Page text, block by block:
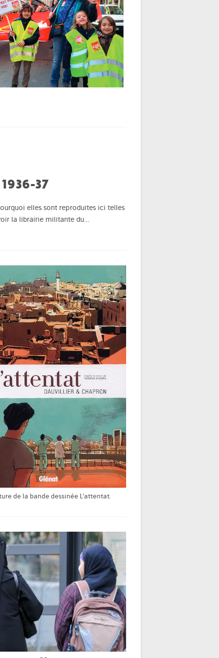
37
elles sont reproduites ici telles
la librairie militante du…
de la bande dessinée L'attentat.